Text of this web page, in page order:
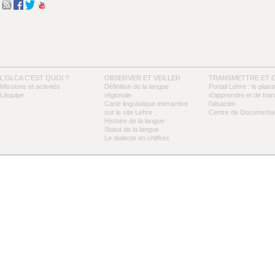
L'OLCA C'EST QUOI ?
Missions et activités
L’équipe
OBSERVER ET VEILLER
Définition de la langue
régionale
Carte linguistique interactive
sur le site Lehre
Histoire de la langue
Statut de la langue
Le dialecte en chiffres
TRANSMETTRE ET
Portail Lehre : le plaisir
d’apprendre et de
l’alsacien
Centre de